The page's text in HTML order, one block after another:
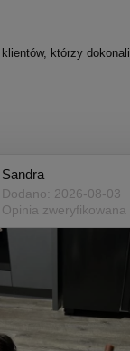
którzy dokonali
Sandra
Dodano: 2026-08-03
Opinia zweryfikowana